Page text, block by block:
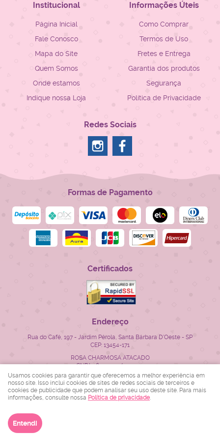
Institucional
Página Inicial
Fale Conosco
Mapa do Site
Quem Somos
Onde estamos
Indique nossa Loja
Informações Úteis
Como Comprar
Termos de Uso
Fretes e Entrega
Garantia dos produtos
Segurança
Política de Privacidade
Redes Sociais
Formas de Pagamento
Certificados
Endereço
Rua do Café, 197 - Jardim Pérola, Santa Bárbara D'Oeste - SP
CEP: 13454-171
ROSA CHARMOSA ATACADO
CNPJ: 28.522.715/0001-23
LOJA VIRTUAL CRIADA POR
Usamos cookies para garantir que oferecemos a melhor experiência em
nosso site. Isso inclui cookies de sites de redes sociais de terceiros e
cookies de publicidade que podem analisar seu uso deste site. Para mais
informações, consulte nossa Política de privacidade.
Entendi